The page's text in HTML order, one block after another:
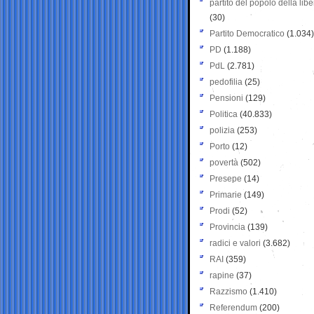
partito del popolo della
(30)
Partito Democratico (1.034)
PD (1.188)
PdL (2.781)
pedofilia (25)
Pensioni (129)
Politica (40.833)
polizia (253)
Porto (12)
povertà (502)
Presepe (14)
Primarie (149)
Prodi (52)
Provincia (139)
radici e valori (3.682)
RAI (359)
rapine (37)
Razzismo (1.410)
Referendum (200)